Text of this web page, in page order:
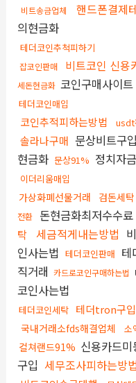
비트송금업체 핸드폰결제
의현금화
테더코인추척피하기
잡코인판매 비트코인 신용
세돈현금화 코인구매사이트
테더코인매입
코인추적피하는방법 usdt
솔라나구매 문상비트구입
현금화 문상91% 정치자
이더리움매입
가상화폐선물거래 검돈세탁
전환
돈현금화최저수수료
탁
세금적게내는방법
인사는법 테더코인판매 테
직거래 카드로코인구매하는법
코인사는법
테더코인세탁 테더tron구입
국내거래소fds해결업체 소
컬쳐랜드91% 신용카드
구입 세무조사피하는방법